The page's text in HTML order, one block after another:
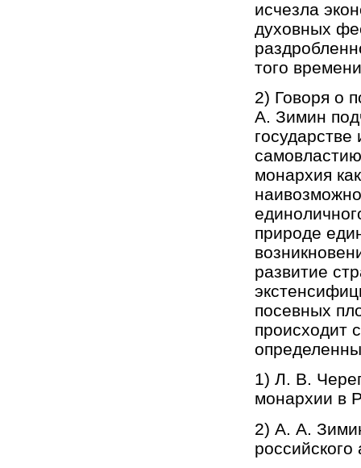
исчезла
духовных
того
2) Говоря о
А. Зимин
монархия
природе
развитие
посевных
происходит
1) Л. В.
монархии в
2) А. А.